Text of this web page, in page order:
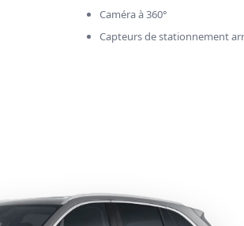
Caméra à 360°
Capteurs de stationnement